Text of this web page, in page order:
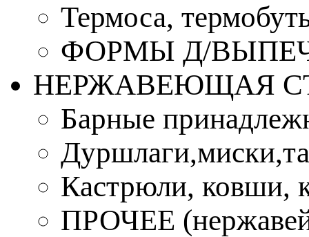
Термоса,
ФОРМЫ Д/
НЕРЖАВЕЮЩАЯ
Барные
Кастрюли, ковши,
ПРОЧЕЕ